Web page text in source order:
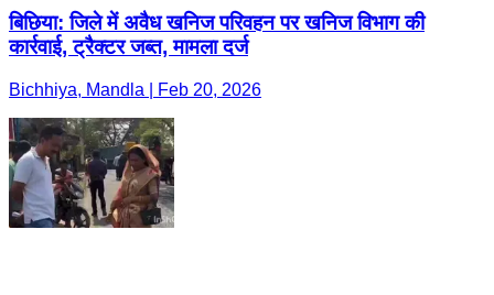
बिछिया: जिले में अवैध खनिज परिवहन पर खनिज विभाग की
कार्रवाई, ट्रैक्टर जब्त, मामला दर्ज
Bichhiya, Mandla | Feb 20, 2026